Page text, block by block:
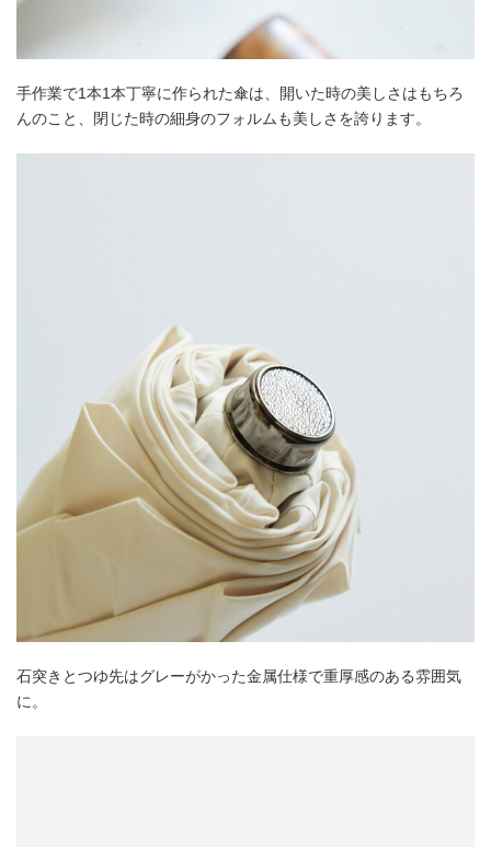
手作業で1本1本丁寧に作られた傘は、開いた時の美しさはもちろ
んのこと、閉じた時の細身のフォルムも美しさを誇ります。
石突きとつゆ先はグレーがかった金属仕様で重厚感のある雰囲気
に。